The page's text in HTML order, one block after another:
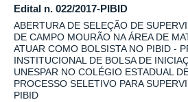
Edital n. 022/2017-PIBID
ABERTURA DE SELEÇÃO DE
DE CAMPO MOURÃO NA ÁREA DE
ATUAR COMO BOLSISTA NO PIBID -
INSTITUCIONAL DE BOLSA DE
UNESPAR NO COLÉGIO ESTADUAL
PROCESSO SELETIVO PARA
PIBID